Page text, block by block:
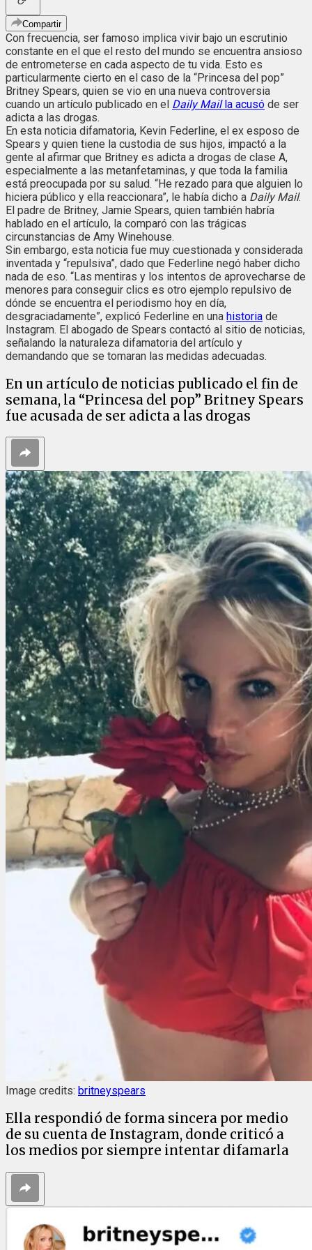
Compartir
Con frecuencia, ser famoso implica vivir bajo un escrutinio
constante en el que el resto del mundo se encuentra ansioso
de entrometerse en cada aspecto de tu vida. Esto es
particularmente cierto en el caso de la “Princesa del pop”
Britney Spears, quien se vio en una nueva controversia
cuando un artículo publicado en el Daily Mailla acusó de ser
adicta a las drogas.
En esta noticia difamatoria, Kevin Federline, el ex esposo de
Spears y quien tiene la custodia de sus hijos, impactó a la
gente al afirmar que Britney es adicta a drogas de clase A,
especialmente a las metanfetaminas, y que toda la familia
está preocupada por su salud. “He rezado para que alguien lo
hiciera público y ella reaccionara”, le había dicho a Daily Mail.
El padre de Britney, Jamie Spears, quien también habría
hablado en el artículo, la comparó con las trágicas
circunstancias de Amy Winehouse.
Sin embargo, esta noticia fue muy cuestionada y considerada
inventada y “repulsiva”, dado que Federline negó haber dicho
nada de eso. “Las mentiras y los intentos de aprovecharse de
menores para conseguir clics es otro ejemplo repulsivo de
dónde se encuentra el periodismo hoy en día,
desgraciadamente”, explicó Federline en una historia de
Instagram. El abogado de Spears contactó al sitio de noticias,
señalando la naturaleza difamatoria del artículo y
demandando que se tomaran las medidas adecuadas.
En un artículo de noticias publicado el fin de
semana, la “Princesa del pop” Britney Spears
fue acusada de ser adicta a las drogas
Image credits: britneyspears
Ella respondió de forma sincera por medio
de su cuenta de Instagram, donde criticó a
los medios por siempre intentar difamarla